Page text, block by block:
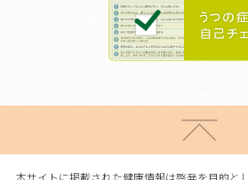
本サイトに掲載された健康情報は啓発を目的と